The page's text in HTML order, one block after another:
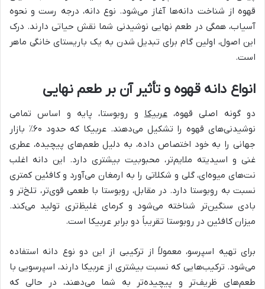
قهوه از شناخت دانه‌ها آغاز می‌شود. نوع دانه، درجه رست و نحوه
آسیاب، همگی در طعم نهایی نوشیدنی شما نقش حیاتی دارند. درک
این اصول، اولین گام برای تبدیل شدن به یک باریستای خانگی ماهر
است.
انواع دانه قهوه و تأثیر آن بر طعم نهایی
دو گونه اصلی قهوه،عربیکا و روبوستا، پایه و اساس تمامی
نوشیدنی‌های قهوه را تشکیل می‌دهند. عربیکا که حدود ۶۰٪ بازار
جهانی را به خود اختصاص داده، به دلیل طعم‌های پیچیده، عطری
غنی و اسیدیته ملایم‌تر، محبوبیت بیشتری دارد. این دانه اغلب
نت‌های میوه‌ای، گلی و شکلاتی را به ارمغان می‌آورد و کافئین کمتری
نسبت به روبوستا دارد. در مقابل، روبوستا با طعمی قوی‌تر، تلخ‌تر و
بادی سنگین‌تر شناخته می‌شود و کرمای غلیظ‌تری تولید می‌کند.
میزان کافئین در روبوستا تقریباً دو برابر عربیکا است.
برای تهیه اسپرسو، معمولاً از ترکیبی از این دو نوع دانه استفاده
می‌شود. ترکیب‌هایی که نسبت بیشتری از عربیکا دارند، اسپرسویی با
طعم‌های ظریف‌تر و پیچیده‌تر به شما می‌دهند، در حالی که